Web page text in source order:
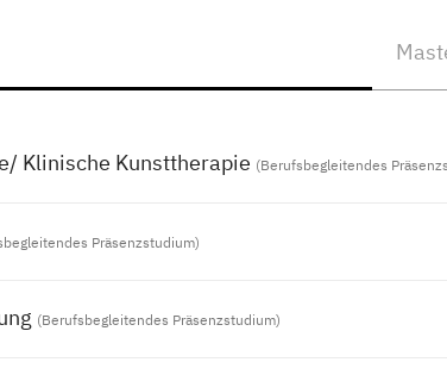
Klinische Kunsttherapie (Berufsbegleitendes
Präsenzstudium)
(Berufsbegleitendes Präsenzstudium)